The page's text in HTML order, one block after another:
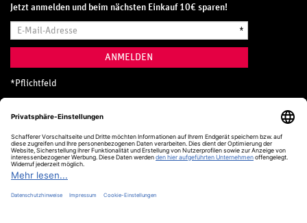
Jetzt anmelden und beim nächsten Einkauf 10€ sparen!
Mail-
*
ANMELDEN
* Pflichtfeld
Hotline
0800 20 70 300 (D)
Kostenlos aus dem deutschen Festnetz
24 Stunden / 365 Tage im Jahr